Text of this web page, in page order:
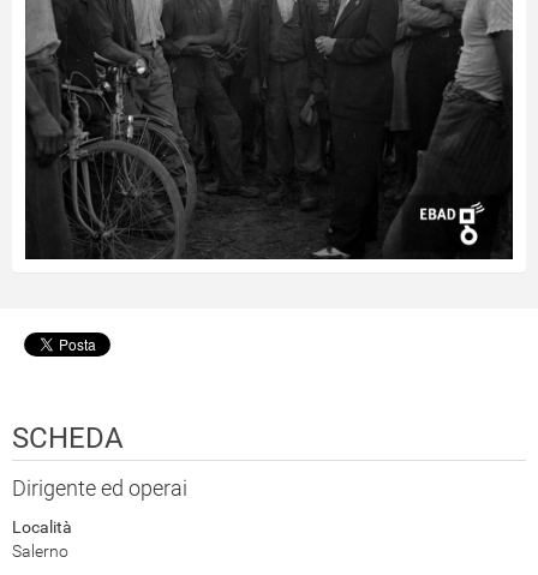
SCHEDA
Dirigente ed operai
Località
Salerno